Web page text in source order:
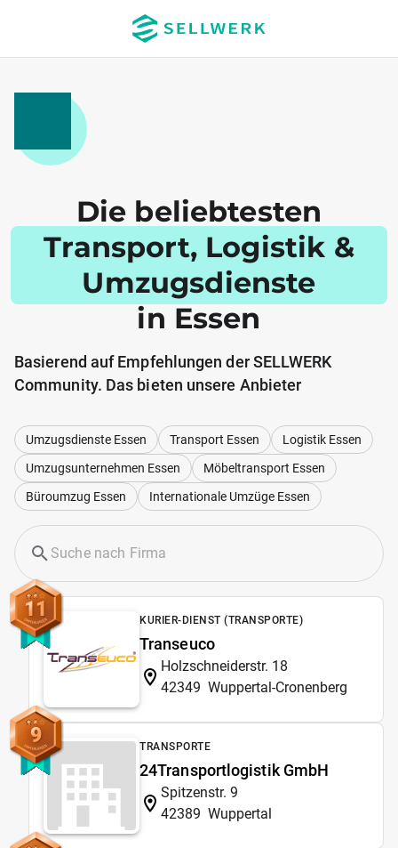
Die beliebtesten
Transport, Logistik &
Umzugsdienste
in Essen
Basierend auf Empfehlungen der SELLWERK
Community. Das bieten unsere Anbieter
Umzugsdienste Essen Transport Essen
Logistik Essen
Umzugsunternehmen Essen
Möbeltransport Essen
Büroumzug Essen
Internationale Umzüge Essen
11 KURIER-DIENST (TRANSPORTE)
Transeuco
Holzschneiderstr. 18
42349 Wuppertal-Cronenberg
9 TRANSPORTE
24Transportlogistik GmbH
Spitzenstr. 9
42389 Wuppertal